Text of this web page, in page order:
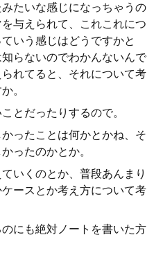
たいな感じになっちゃうの
与えられて、これこれにつ
いう感じはどうですかと
らないのでわかんないんで
れてると、それについて考
。
とだったりするので。
ったことは何かとかね、そ
ったのかとか。
いくのとか、普段あんまり
ースとか考え方について考
にも絶対ノートを書いた方